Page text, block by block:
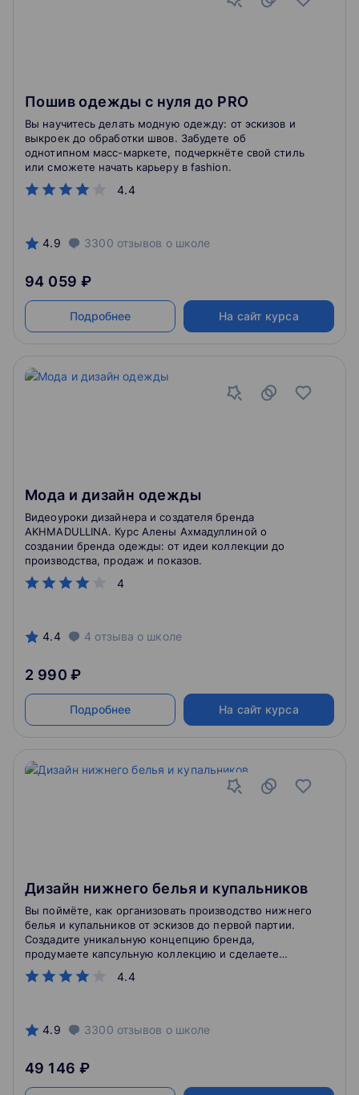
Пошив одежды с нуля до PRO
4.4
Вы научитесь делать модную одежду: от эскизов и
выкроек до обработки швов. Забудете об
однотипном масс-маркете, подчеркнёте свой стиль
или сможете начать карьеру в fashion.
4.9 3300 отзывов о школе
94 059 ₽
Подробнее На сайт курса
Мода и дизайн одежды
4
Видеоуроки дизайнера и создателя бренда
AKHMADULLINA. Курс Алены Ахмадуллиной о
создании бренда одежды: от идеи коллекции до
производства, продаж и показов.
4.4 4 отзыва о школе
2 990 ₽
Подробнее На сайт курса
Дизайн нижнего белья и купальников
4.4
Вы поймёте, как организовать производство нижнего
белья и купальников от эскизов до первой партии.
Создадите уникальную концепцию бренда,
продумаете капсульную коллекцию и сделаете
первый шаг к карьере в Fashion.
4.9 3300 отзывов о школе
49 146 ₽